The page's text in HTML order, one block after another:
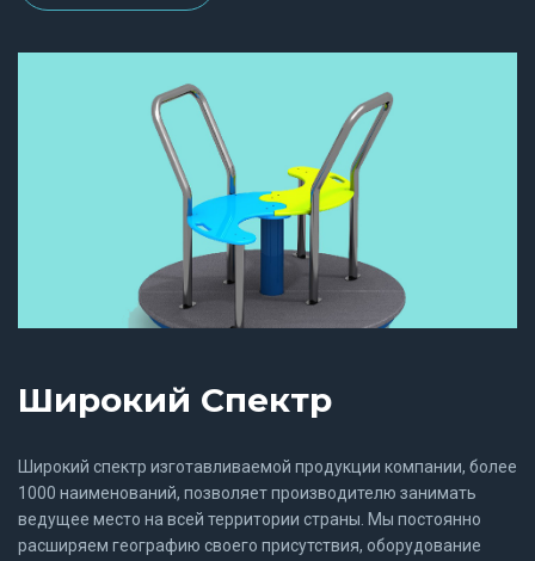
Широкий Спектр
Широкий спектр изготавливаемой продукции компании, более
1000 наименований, позволяет производителю занимать
ведущее место на всей территории страны. Мы постоянно
расширяем географию своего присутствия, оборудование